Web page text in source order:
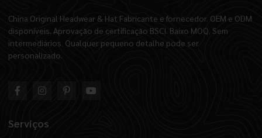
China Original Headwear & Hat Fabricante e fornecedor. OEM e ODM
disponíveis. Aprovação de certificação BSCI. Baixo MOQ. Sem
intermediários. Qualquer pequeno detalhe pode ser
personalizado.
Serviços